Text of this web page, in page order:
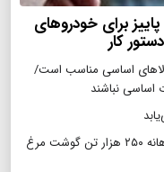
برای خودروهای
کار
اساسی مناسب است/
اساسی نباشند
ذخایر نهاده های دامی مطلوب است/تولید ماهانه ۲۵۰ هزار تن گوشت مرغ